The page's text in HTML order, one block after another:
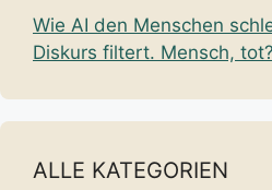
Wie AI den Menschen
Diskurs filtert. Mensch, tot?
ALLE KATEGORIEN